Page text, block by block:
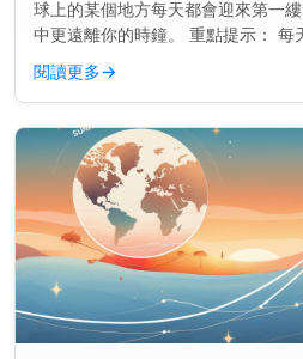
球上的某個地方每天都會迎來第一
中更遠離你的時鐘。 重點提示： 每
常是一個名叫吉里巴斯的小島國，位
地球如何決定誰...
閱讀更多→